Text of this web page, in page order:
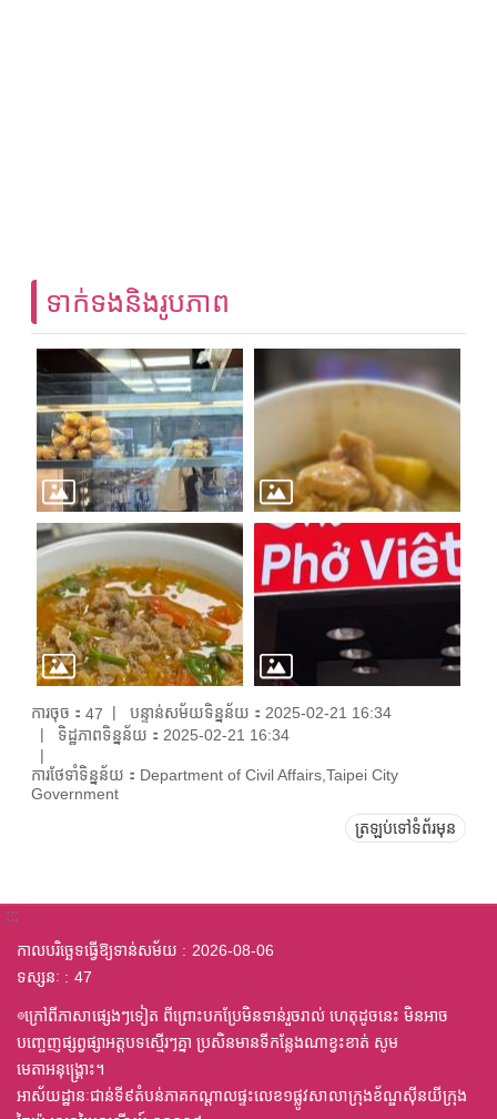
ទាក់ទងនិងរូបភាព
ការចុច： 47
បន្ទាន់សម័យទិន្នន័យ：2025-02-21 16:34
ទិដ្ឋភាពទិន្នន័យ：2025-02-21 16:34
ការថែទាំទិន្នន័យ：Department of Civil Affairs,Taipei City
Government
ត្រឡប់ទៅទំព័រមុន
:::
កាលបរិច្ឆេទធ្វើឱ្យទាន់សម័យ
2026-08-06
ទស្សនៈ
47
◎ក្រៅពីភាសាផ្សេងៗទៀត ពីព្រោះបកប្រែមិនទាន់រួចរាល់ ហេតុដូចនេះ មិនអាច
បញ្ចេញផ្សព្វផ្សាអត្តបទស្មើរៗគ្នា ប្រសិនមានទីកន្លែងណាខ្វះខាត់ សូម
មេតាអនុង្គ្រោះ។
អាស័យដ្ឋានៈជាន់ទី៩តំបន់ភាគកណ្តាលផ្ទះលេខ១ផ្លូវសាលាក្រុងខ័ណ្ឌស៊ីនយីក្រុង